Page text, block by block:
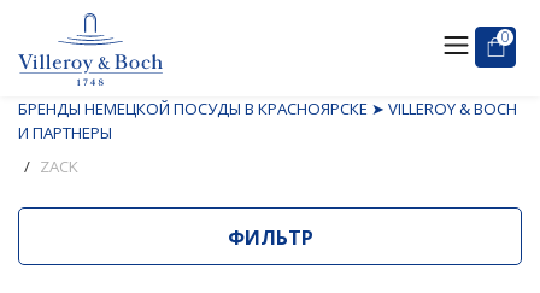
0
БРЕНДЫ НЕМЕЦКОЙ ПОСУДЫ В КРАСНОЯРСКЕ ➤ VILLEROY & BOCH
И ПАРТНЕРЫ
ZACK
ФИЛЬТР